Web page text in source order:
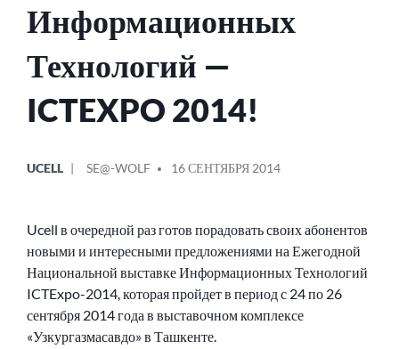
Информационных
Технологий —
ICTEXPO 2014!
В
UCELL
ОТ
SE@-WOLF 16 СЕНТЯБРЯ 2014
Ucell в очередной раз готов порадовать своих абонентов
новыми и интересными предложениями на Ежегодной
Национальной выставке Информационных Технологий
ICTExpo-2014, которая пройдет в период с 24 по 26
сентября 2014 года в выставочном комплексе
«Узкургазмасавдо» в Ташкенте.